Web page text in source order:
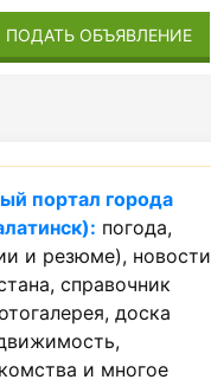
ПОДАТЬ ОБЪЯВЛЕНИЕ
портал города
погода,
и резюме), новости
справочник
доска
и многое